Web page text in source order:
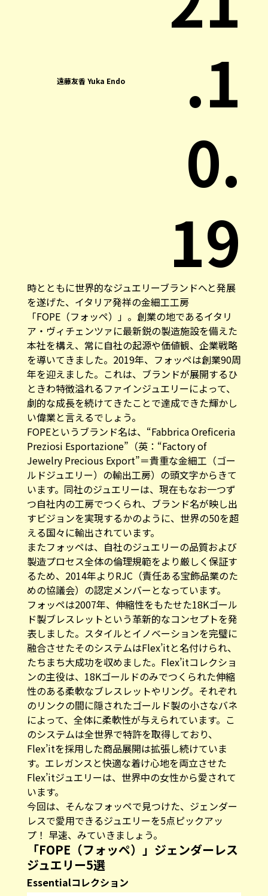
遠藤友香 Yuka Endo
.1
0.
19
時とともに世界的なジュエリーブランドへと発展
を遂げた、イタリア発祥の金細工工房
「FOPE（フォッペ）
」。創業の地であるイタリ
ア・ヴィチェンツァに最新鋭の製造施設を備えた
本社を構え、常に自社の起源や価値観、企業戦略
を導いてきました。2019年、フォッペは創業90周
年を迎えました。これは、ブランドが展開するひ
ときわ特徴溢れるファインジュエリーによって、
劇的な成長を続けてきたことで達成できた輝かし
い偉業と言えるでしょう。
FOPEというブランド名は、“Fabbrica Oreficeria
Preziosi Esportazione”（英：“Factory of
Jewelry Precious Export”＝貴重な金細工（ゴー
ルドジュエリー）の輸出工房）の頭文字からきて
います。同社のジュエリーは、現在もなお一つず
つ自社内の工房でつくられ、ブランド名が映し出
すビジョンを実現するかのように、世界の50を超
える国々に輸出されています。
またフォッペは、自社のジュエリーの品質および
製造プロセス全体の倫理規範をより厳しく保証す
るため、2014年よりRJC（責任ある宝飾品業のた
めの協議会）の認定メンバーとなっています。
フォッペは2007年、伸縮性をもたせた18Kゴール
ド製ブレスレットという革新的なコンセプトを発
表しました。スタイルとイノベーションを完璧に
融合させたそのシステムはFlex’itと名付けられ、
たちまち大成功を収めました。Flex’itコレクショ
ンの主役は、18Kゴールドのみでつくられた伸縮
性のある柔軟なブレスレットやリング。それぞれ
のリンクの間に隠されたゴールド製の小さなバネ
によって、全体に柔軟性が与えられています。こ
のシステムは全世界で特許を取得しており、
Flex’itを採用した商品展開は拡張し続けていま
す。エレガンスと快適な着け心地を両立させた
Flex’itジュエリーは、世界中の女性から愛されて
います。
今回は、そんなフォッペで見つけた、ジェンダー
レスで愛用できるジュエリーを5点ピックアッ
プ！ 早速、みていきましょう。
「FOPE（フォッペ）」ジェンダーレス
ジュエリー5選
Essentialコレクション